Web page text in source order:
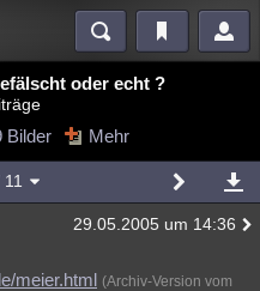
Videos
Mystery Kriminalfälle
Technologie Ufologie
oder echt ?
Bilder Mehr
11
29.05.2005 um 14:36
meier.html (Archiv-Version vom